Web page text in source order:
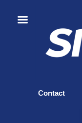
Contact